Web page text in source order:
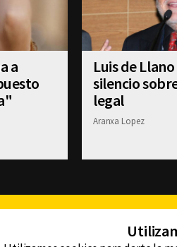
a
Luis de
silencio
legal
Aranxa Lopez